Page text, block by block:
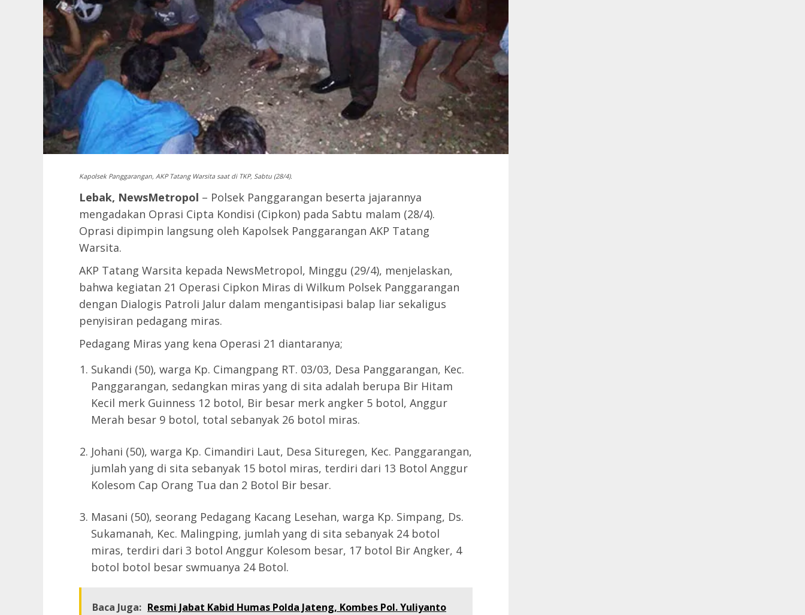
Kapolsek Panggarangan, AKP Tatang Warsita saat di TKP, Sabtu (28/4).
Lebak, NewsMetropol – Polsek Panggarangan beserta jajarannya
mengadakan Oprasi Cipta Kondisi (Cipkon) pada Sabtu malam (28/4).
Oprasi dipimpin langsung oleh Kapolsek Panggarangan AKP Tatang
Warsita.
AKP Tatang Warsita kepada NewsMetropol, Minggu (29/4), menjelaskan,
bahwa kegiatan 21 Operasi Cipkon Miras di Wilkum Polsek Panggarangan
dengan Dialogis Patroli Jalur dalam mengantisipasi balap liar sekaligus
penyisiran pedagang miras.
Pedagang Miras yang kena Operasi 21 diantaranya;
Sukandi (50), warga Kp. Cimangpang RT. 03/03, Desa Panggarangan, Kec.
Panggarangan, sedangkan miras yang di sita adalah berupa Bir Hitam
Kecil merk Guinness 12 botol, Bir besar merk angker 5 botol, Anggur
Merah besar 9 botol, total sebanyak 26 botol miras.
Johani (50), warga Kp. Cimandiri Laut, Desa Situregen, Kec. Panggarangan,
jumlah yang di sita sebanyak 15 botol miras, terdiri dari 13 Botol Anggur
Kolesom Cap Orang Tua dan 2 Botol Bir besar.
Masani (50), seorang Pedagang Kacang Lesehan, warga Kp. Simpang, Ds.
Sukamanah, Kec. Malingping, jumlah yang di sita sebanyak 24 botol
miras, terdiri dari 3 botol Anggur Kolesom besar, 17 botol Bir Angker, 4
botol botol besar swmuanya 24 Botol.
Baca Juga: Resmi Jabat Kabid Humas Polda Jateng, Kombes Pol. Yuliyanto